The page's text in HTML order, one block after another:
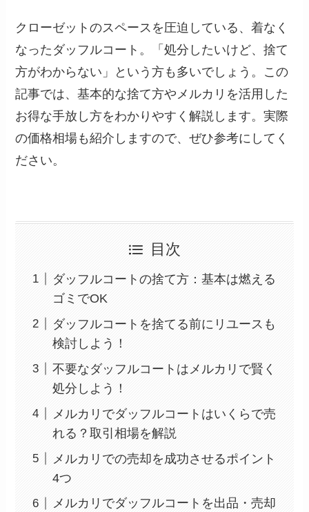
クローゼットのスペースを圧迫している、着なく
なったダッフルコート。「処分したいけど、捨て
方がわからない」という方も多いでしょう。この
記事では、基本的な捨て方やメルカリを活用した
お得な手放し方をわかりやすく解説します。実際
の価格相場も紹介しますので、ぜひ参考にしてく
ださい。
目次
ダッフルコートの捨て方：基本は燃える
ゴミでOK
ダッフルコートを捨てる前にリユースも
検討しよう！
不要なダッフルコートはメルカリで賢く
処分しよう！
メルカリでダッフルコートはいくらで売
れる？取引相場を解説
メルカリでの売却を成功させるポイント
4つ
メルカリでダッフルコートを出品・売却